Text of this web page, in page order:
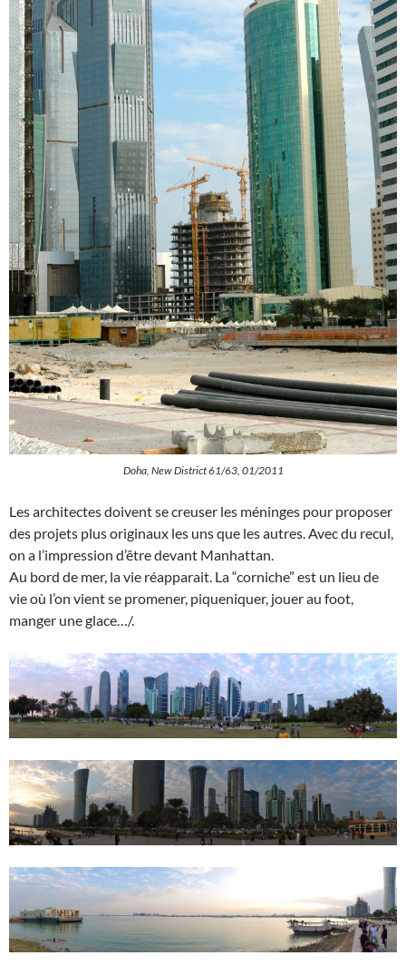
Doha, New District 61/63, 01/2011
Les architectes doivent se creuser les méninges pour proposer
des projets plus originaux les uns que les autres. Avec du recul,
on a l’impression d’être devant Manhattan.
Au bord de mer, la vie réapparait. La “corniche” est un lieu de
vie où l’on vient se promener, piqueniquer, jouer au foot,
manger une glace…/.